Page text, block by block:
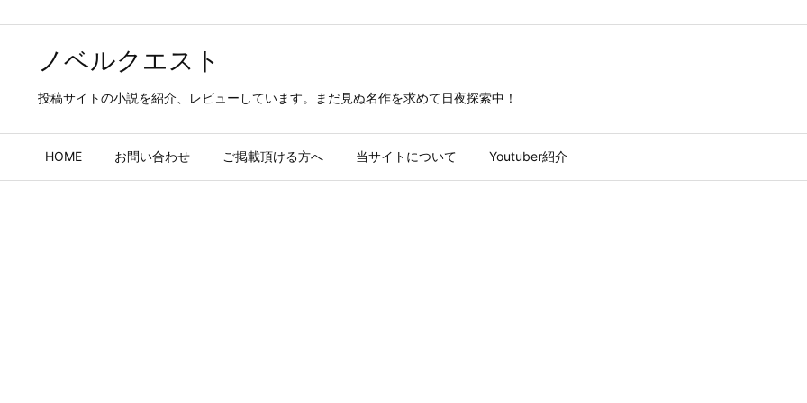
ノベルクエスト
投稿サイトの小説を紹介、レビューしています。まだ見ぬ名作を求めて日夜探索中！
HOME お問い合わせ ご掲載頂ける方へ 当サイトについて Youtuber紹介